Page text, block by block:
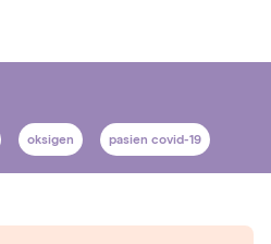
oksigen pasien covid-19